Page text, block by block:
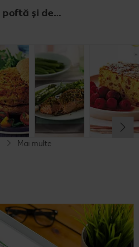
și de...
cu
și
minute
Cel mult 60 minute
Simplu
crustă de
pesto
Cel mult 60 minute
Mai multe